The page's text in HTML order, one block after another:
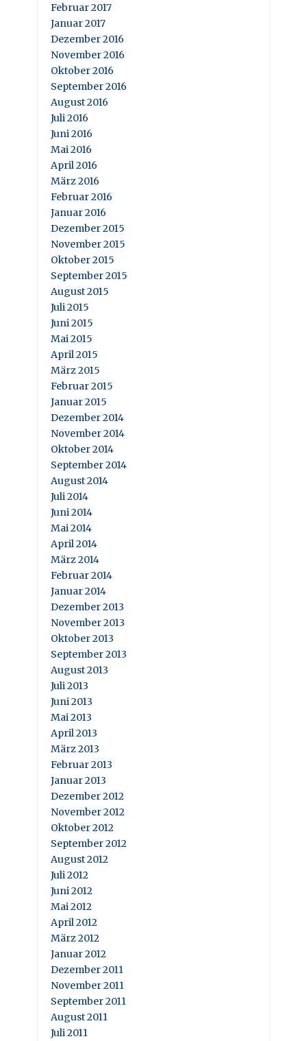
Februar 2017
Januar 2017
Dezember 2016
November 2016
Oktober 2016
September 2016
August 2016
Juli 2016
Juni 2016
Mai 2016
April 2016
März 2016
Februar 2016
Januar 2016
Dezember 2015
November 2015
Oktober 2015
September 2015
August 2015
Juli 2015
Juni 2015
Mai 2015
April 2015
März 2015
Februar 2015
Januar 2015
Dezember 2014
November 2014
Oktober 2014
September 2014
August 2014
Juli 2014
Juni 2014
Mai 2014
April 2014
März 2014
Februar 2014
Januar 2014
Dezember 2013
November 2013
Oktober 2013
September 2013
August 2013
Juli 2013
Juni 2013
Mai 2013
April 2013
März 2013
Februar 2013
Januar 2013
Dezember 2012
November 2012
Oktober 2012
September 2012
August 2012
Juli 2012
Juni 2012
Mai 2012
April 2012
März 2012
Januar 2012
Dezember 2011
November 2011
September 2011
August 2011
Juli 2011